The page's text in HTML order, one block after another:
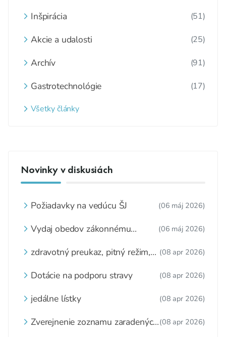
Inšpirácia (51)
Akcie a udalosti (25)
Archív (91)
Gastrotechnológie (17)
Všetky články
Novinky v diskusiách
Požiadavky na vedúcu ŠJ (06 máj 2026)
Vydaj obedov zákonnému
(06 máj 2026)
zdravotný preukaz, pitný režim,
(08 apr 2026)
Dotácie na podporu stravy (08 apr 2026)
jedálne lístky (08 apr 2026)
Zverejnenie zoznamu zaradených(08 apr 2026)